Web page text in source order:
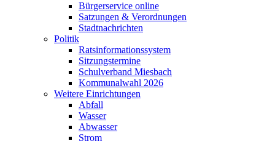
Bürgerservice online
Satzungen & Verordnungen
Stadtnachrichten
Politik
Ratsinformationssystem
Sitzungstermine
Schulverband Miesbach
Kommunalwahl 2026
Weitere Einrichtungen
Abfall
Wasser
Abwasser
Strom